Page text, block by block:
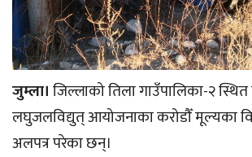
जुम्ला।जिल्लाको तिला गाउँपालिका-२ स्थित
लघुजलविद्युत् आयोजनाका करोडौँ मूल्यका
अलपत्र परेका छन्।